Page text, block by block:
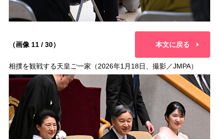
（画像 11 / 30） 本文に戻る
相撲を観戦する天皇ご一家（2026年1月18日、撮影／JMPA）